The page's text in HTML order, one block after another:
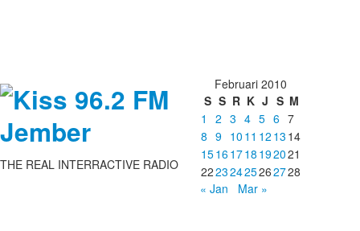
THE REAL INTERRACTIVE RADIO
Februari 2010
S S R K J S M
1
2 3 4 5 6 7
8 9 10 11 12 13 14
15161718 192021
22232425262728
« Jan
Mar »